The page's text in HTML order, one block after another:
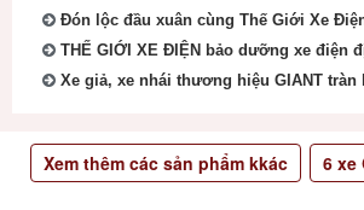
Đón lộc đầu xuân cùng Thế Giới Xe
THẾ GIỚI XE ĐIỆN bảo dưỡng xe điện
Xe giả, xe nhái thương hiệu GIANT
Xem thêm các sản phẩm kkác 6xe